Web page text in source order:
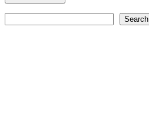
Search